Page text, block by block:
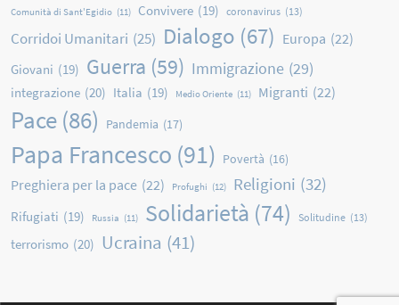
Comunità di Sant'Egidio (11) Convivere (19) coronavirus (13)
Corridoi Umanitari (25) Dialogo (67) Europa (22)
Giovani (19) Guerra (59) Immigrazione (29)
integrazione (20) Italia (19) Medio Oriente (11) Migranti (22)
Pace (86) Pandemia (17)
Papa Francesco (91) Povertà (16)
Preghiera per la pace (22) Profughi (12) Religioni (32)
Rifugiati (19) Russia (11) Solidarietà (74) Solitudine (13)
terrorismo (20) Ucraina (41)